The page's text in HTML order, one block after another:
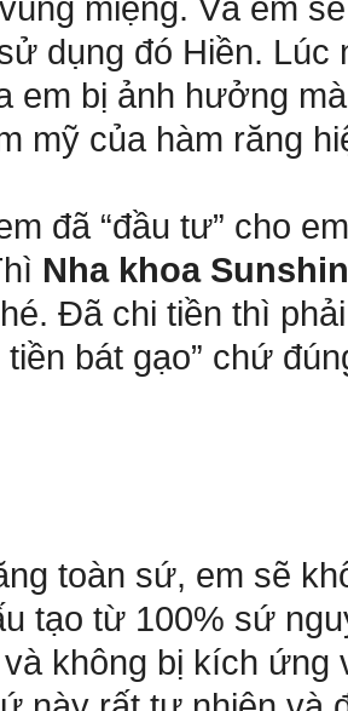
miệng. Và em
dụng đó Hiền.
em bị ảnh hưởng
mỹ của hàm răng
đã “đầu tư” cho
Nha khoa
Đã chi tiền thì
tiền bát gạo” chứ
toàn sứ, em sẽ
tạo từ 100% sứ
và không bị kích